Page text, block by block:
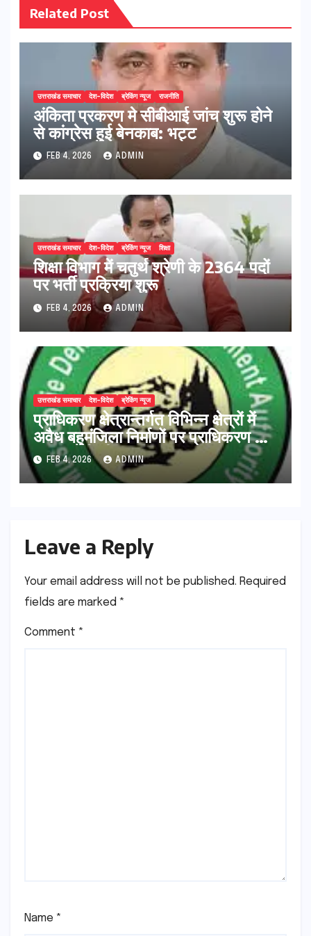
Related Post
उत्तराखंड समाचार देश-विदेश ब्रेकिंग न्यूज राजनीति
अंकिता प्रकरण मे सीबीआई जांच शुरू होने
से कांग्रेस हुई बेनकाब: भट्ट
FEB 4, 2026 ADMIN
उत्तराखंड समाचार देश-विदेश ब्रेकिंग न्यूज शिक्षा
शिक्षा विभाग में चतुर्थ श्रेणी के 2364 पदों
पर भर्ती प्रक्रिया शुरू
FEB 4, 2026 ADMIN
उत्तराखंड समाचार देश-विदेश ब्रेकिंग न्यूज
प्राधिकरण क्षेत्रान्तर्गत विभिन्न क्षेत्रों में
अवैध बहुमंजिला निर्माणों पर प्राधिकरण की
सख़्त कार्रवाई
FEB 4, 2026 ADMIN
Leave a Reply
Your email address will not be published. Required
fields are marked *
Comment *
Name *